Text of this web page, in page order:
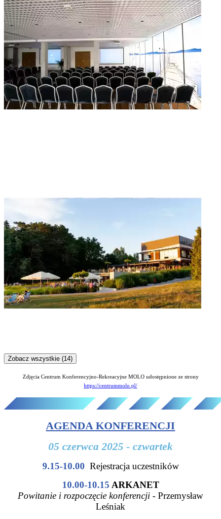
Zobacz wszystkie (14)
Zdjęcia Centrum Konferencyjno-Rekreacyjne MOLO udostępnione ze strony
https://centrummolo.pl/
AGENDA KONFERENCJI
05 czerwca 2025 - czwartek
9.15-10.00 Rejestracja uczestników
10.00-10.15 ARKANET
Powitanie i rozpoczęcie konferencji - Przemysław
Leśniak